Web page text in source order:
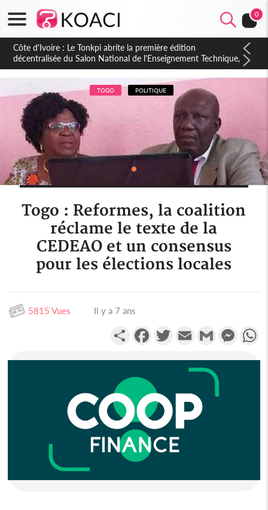
0
Côte d'Ivoire : PPA-CI, Gbagbo délègue une partie de ses
prérogatives de président à 05 cadres, vers sa retraite
politique ?
TOGO POLITIQUE
Togo : Reformes, la coalition
réclame le texte de la
CEDEAO et un consensus
pour les élections locales
5815 Vues Il y a 7 ans
PartagerFacebookTwitterEmail Gmail